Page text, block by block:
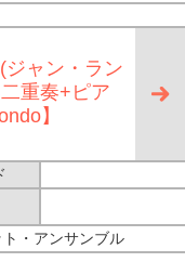
ャン・ラン
重奏+ピア
】
・アンサンブル